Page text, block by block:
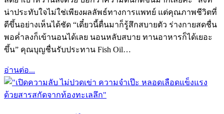
น่าประทับใจไม่ใช่เพียงผลลัพธ์ทางการแพทย์ แต่คุณภาพชีวิตที่
ดีขึ้นอย่างเห็นได้ชัด “เดี๋ยวนี้ตื่นมาก็รู้สึกสบายตัว ร่างกายสดชื่น
พอค่ำลงก็เข้านอนได้เลย นอนหลับสบาย ทานอาหารก็ได้เยอะ
ขึ้น” คุณบุญชื่นรับประทาน Fish Oil…
อ่านต่อ...